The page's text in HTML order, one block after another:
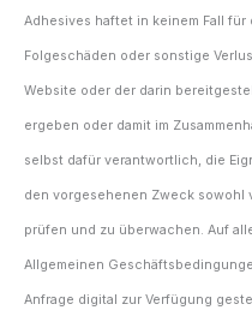
Adhesives haftet in keinem Fall
Folgeschäden oder sonstige
Website oder der darin
ergeben oder damit im
selbst dafür verantwortlich, die
den vorgesehenen Zweck sowohl
prüfen und zu überwachen. Auf
Allgemeinen
Anfrage digital zur Verfügung